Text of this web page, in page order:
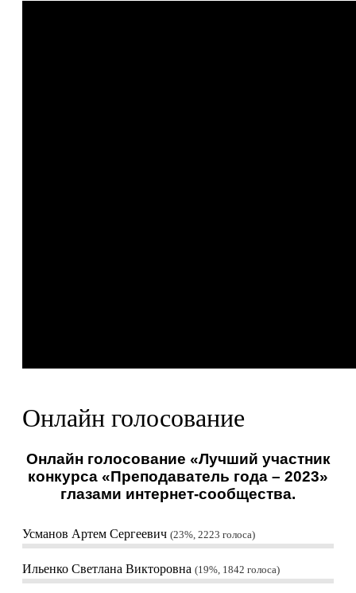
Онлайн голосование
Онлайн голосование «Лучший участник
конкурса «Преподаватель года – 2023»
глазами интернет-сообщества.
Усманов Артем Сергеевич 23%, 2223 голоса
Ильенко Светлана Викторовна 19%, 1842 голоса